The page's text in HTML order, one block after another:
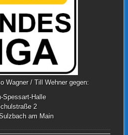
Wagner / Till Wehner gegen:
Spessart-Halle
2
am Main